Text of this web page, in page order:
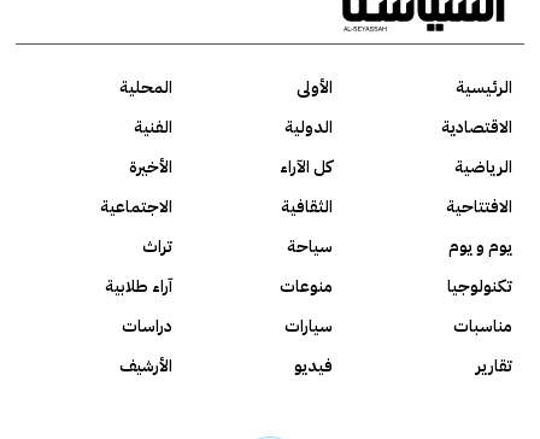
الرئيسية الأولى
المحلية
الاقتصادية
الدولية
الفنية
الرياضية
كل الآراء
الأخيرة
الافتتاحية
الثقافية
الاجتماعية
يوم و يوم
سياحة
تراث
تكنولوجيا
منوعات
آراء طلابية
مناسبات
سيارات
دراسات
تقارير
فيديو الأرشيف